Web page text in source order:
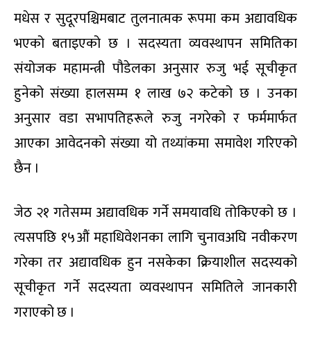
मधेस र सुदूरपश्चिमबाट तुलनात्मक रूपमा कम अद्यावधिक
भएको बताइएको छ । सदस्यता व्यवस्थापन समितिका
संयोजक महामन्त्री पौडेलका अनुसार रुजु भई सूचीकृत
हुनेको संख्या हालसम्म १ लाख ७२ कटेको छ । उनका
अनुसार वडा सभापतिहरूले रुजु नगरेको र फर्ममार्फत
आएका आवेदनको संख्या यो तथ्यांकमा समावेश गरिएको
छैन ।
जेठ २१ गतेसम्म अद्यावधिक गर्ने समयावधि तोकिएको छ ।
त्यसपछि १५औं महाधिवेशनका लागि चुनावअघि नवीकरण
गरेका तर अद्यावधिक हुन नसकेका क्रियाशील सदस्यको
सूचीकृत गर्ने सदस्यता व्यवस्थापन समितिले जानकारी
गराएको छ ।